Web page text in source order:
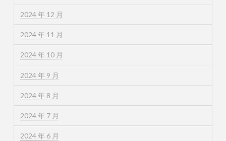
2024 年 12 月
2024 年 11 月
2024 年 10 月
2024 年 9 月
2024 年 8 月
2024 年 7 月
2024 年 6 月